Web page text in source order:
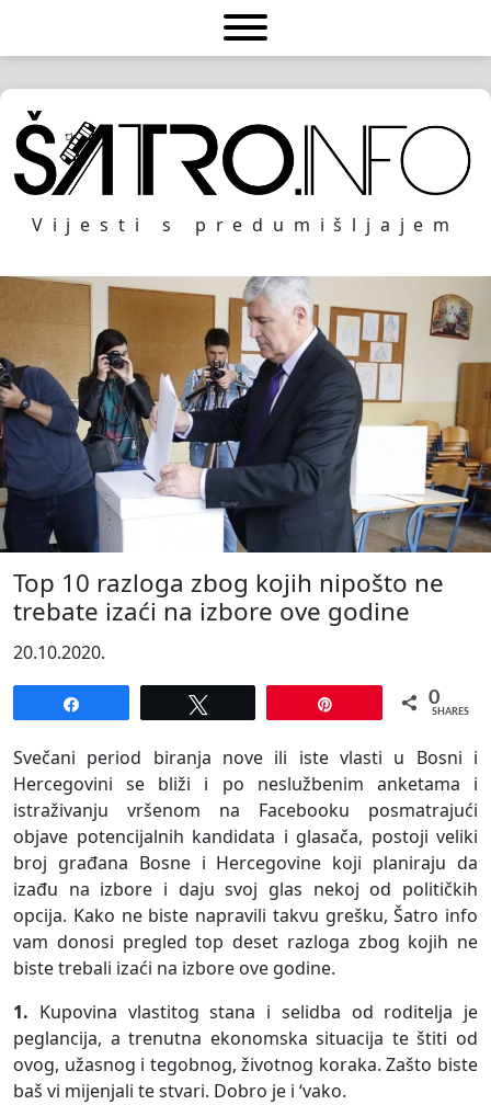
Vijesti s predumišljajem
Top 10 razloga zbog kojih nipošto ne
trebate izaći na izbore ove godine
20.10.2020.
0
SHARES
Svečani period biranja nove ili iste vlasti u Bosni i
Hercegovini se bliži i po neslužbenim anketama i
istraživanju vršenom na Facebooku posmatrajući
objave potencijalnih kandidata i glasača, postoji veliki
broj građana Bosne i Hercegovine koji planiraju da
izađu na izbore i daju svoj glas nekoj od političkih
opcija. Kako ne biste napravili takvu grešku, Šatro info
vam donosi pregled top deset razloga zbog kojih ne
biste trebali izaći na izbore ove godine.
1. Kupovina vlastitog stana i selidba od roditelja je
peglancija, a trenutna ekonomska situacija te štiti od
ovog, užasnog i tegobnog, životnog koraka. Zašto biste
baš vi mijenjali te stvari. Dobro je i ‘vako.